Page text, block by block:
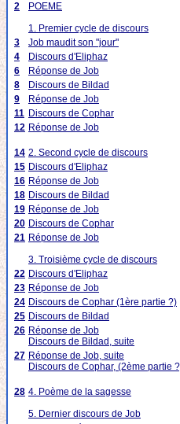
2
POEME
1. Premier cycle de discours
3
Job maudit son "jour"
4
Discours d'Eliphaz
6
Réponse de Job
8
Discours de Bildad
9
Réponse de Job
11 Discours de Cophar
12 Réponse de Job
14 2. Second cycle de discours
15 Discours d'Eliphaz
16 Réponse de Job
18 Discours de Bildad
19 Réponse de Job
20 Discours de Cophar
21 Réponse de Job
3. Troisième cycle de discours
22 Discours d'Eliphaz
23 Réponse de Job
24 Discours de Cophar (1ère partie ?)
25 Discours de Bildad
26 Réponse de Job
Discours de Bildad, suite
27 Réponse de Job, suite
Discours de Cophar, (2ème partie
28 4. Poème de la sagesse
5. Dernier discours de Job